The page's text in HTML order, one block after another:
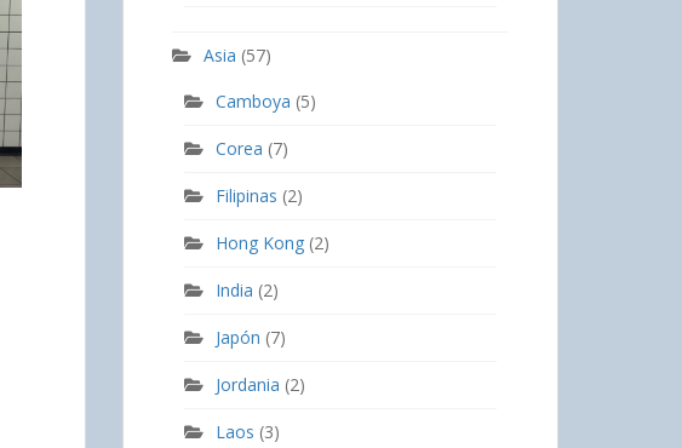
Asia (57)
Camboya (5)
Corea (7)
Filipinas (2)
Hong Kong (2)
India (2)
Japón (7)
Jordania (2)
Laos (3)